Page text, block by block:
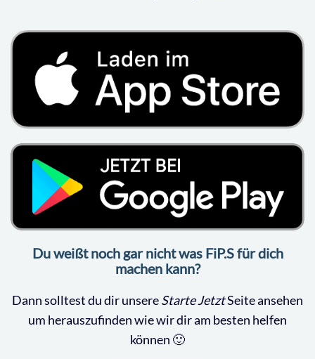
Du weißt noch gar nicht was FiP.S für dich
machen kann?
Dann solltest du dir unsereStarte JetztSeite ansehen
um herauszufinden wie wir dir am besten helfen
können 🙂